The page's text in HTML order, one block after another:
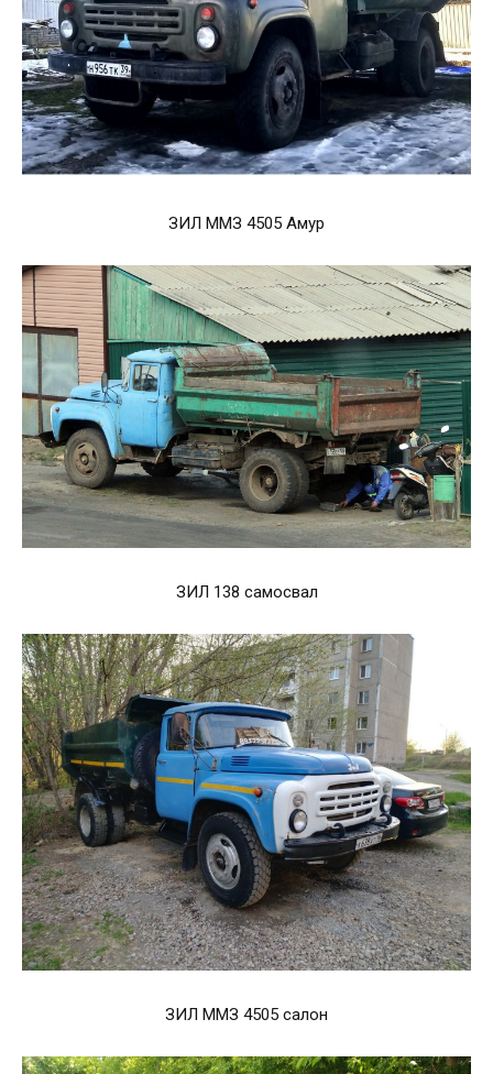
ЗИЛ ММЗ 4505 Амур
ЗИЛ 138 самосвал
ЗИЛ ММЗ 4505 салон